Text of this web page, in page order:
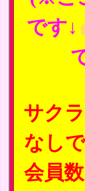
です↓
サク
なし
会員